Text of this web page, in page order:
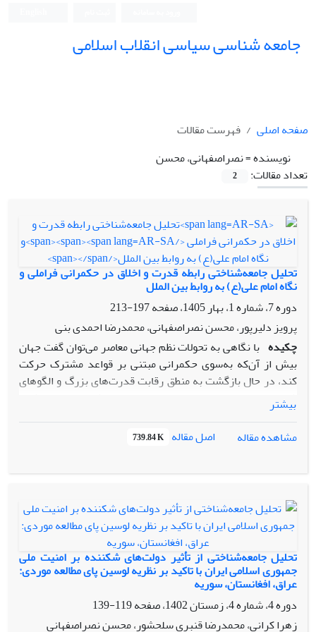
جامعه شناسی سیاسی انقلاب اسلامی
صفحه اصلی
فهرست مقالات
نویسنده =نصراصفهانی، محسن
تعداد مقالات:
2
تحلیل جامعه‌شناختی رابطه قدرت و اخلاق در حکمرانی فراملیو
نگاه امام علی(ع) به روابط بین الملل
دوره 7، شماره 1، بهار 1405، صفحه
197-213
پرویز دلیرپور، محسن نصراصفهانی، محمدرضا احمدی بنی
چکیده با نگاهی به تحولات نظم جهانی معاصر می‌توان گفت جهان
بیش از آن‌که به‌سوی حکمرانی مبتنی بر قواعد مشترک حرکت
کند، در حال بازگشت به منطق رقابت قدرت‌های بزرگ و الگوهای
شبه‌امپراتوری است. در چنین بستری، پرسش بنیادین نوشتار
حاضر آنست که شباهت‌ها و تفاوت‌های میان حکمرانی فراملی و
نگاه امام علی(ع) به روابط بین‌الملل چیست و آیا می‌توان این دو
رویکرد را در کنار یکدیگر تحلیل و بازخوانی کرد؟ هدف پژوهش،
جهانی است. فرض پژوهش آنست که هر دو رویکرد به‌دنبال
کاهش منازعه و تقویت همکاری میان جوامع‌اند، اما در مبانی
مشروعیت، فلسفه وجودی و شیوه‌های عملی تفاوت دارند؛
حکمرانی فراملی متکی بر نهادها و توافقات مدرن و سکولار است،
در حالی که اندیشه علوی بر عدالت، کرامت انسانی و اخلاق سیاسی
مبتنی است. روش پژوهش مبتنی بر تحلیل توصیفی ـ تحلیلی و
تطبیقی است که با بهره‌گیری از منابع کتابخانه‌ای، متون نظری روابط
بین‌الملل و آثار و آموزه‌های امام علی(ع)، به مقایسه و تبیین
بیشتر
مشاهده مقاله
اصل مقاله 739.84 K
تحلیل جامعه‌شناختی از تأثیر دولت‌های شکننده بر امنیت ملی
جمهوری اسلامی ایران با تاکید بر نظریه لوسین پای مطالعه موردی:
عراق، افغانستان، سوریه
دوره 4، شماره 4، زمستان 1402، صفحه
119-139
زهرا کرانی، محمدرضا قنبری سلحشور، محسن نصراصفهانی